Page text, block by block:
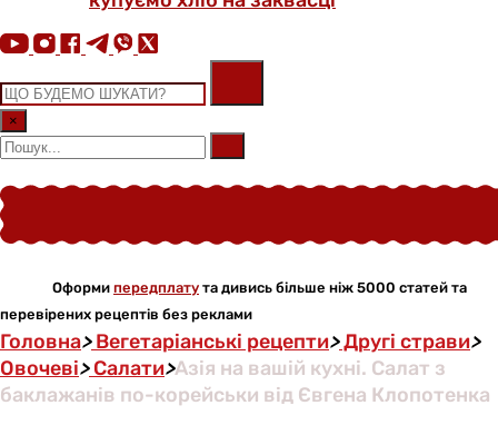
×
Оформи передплату та дивись більше ніж 5000 статей та
перевірених рецептів без реклами
Головна>Вегетаріанські рецепти>Другі страви>
Овочеві>Салати>Азія на вашій кухні. Салат з
баклажанів по-корейськи від Євгена Клопотенка